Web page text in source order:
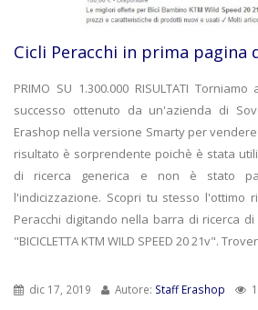
Cicli Peracchi in prima pagina
PRIMO SU 1.300.000 RISULTATI
successo ottenuto da un'azienda di
Erashop nella versione Smarty per
risultato è sorprendente poichè è stata
di ricerca generica e non è stato
l'indicizzazione. Scopri tu stesso l'ottimo
Peracchi digitando nella barra di ricerca
"BICICLETTA KTM WILD SPEED 20 21v".
dic 17, 2019 Autore: Staff Erashop